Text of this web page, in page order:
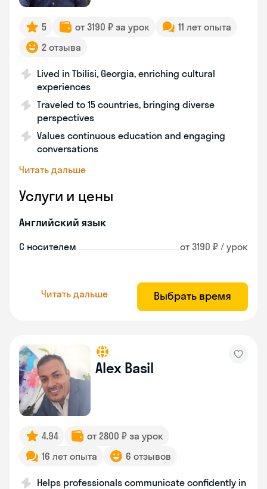
5 от 3190 ₽ за урок
11 лет опыта
2 отзыва
Lived in Tbilisi, Georgia, enriching cultural
experiences
Traveled to 15 countries, bringing diverse
perspectives
Values continuous education and engaging
conversations
Читать дальше
Услуги и цены
Английский язык
С носителем от 3190 ₽ / урок
Читать дальше Выбрать время
Alex Basil
4.94
от 2800 ₽ за урок
16 лет опыта
6 отзывов
Helps professionals communicate confidently in